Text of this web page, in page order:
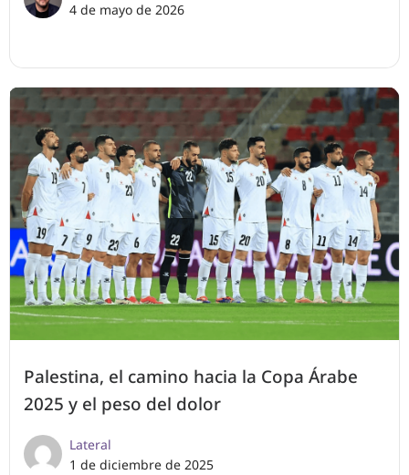
4 de mayo de 2026
Palestina, el camino hacia la Copa Árabe
2025 y el peso del dolor
Lateral
1 de diciembre de 2025